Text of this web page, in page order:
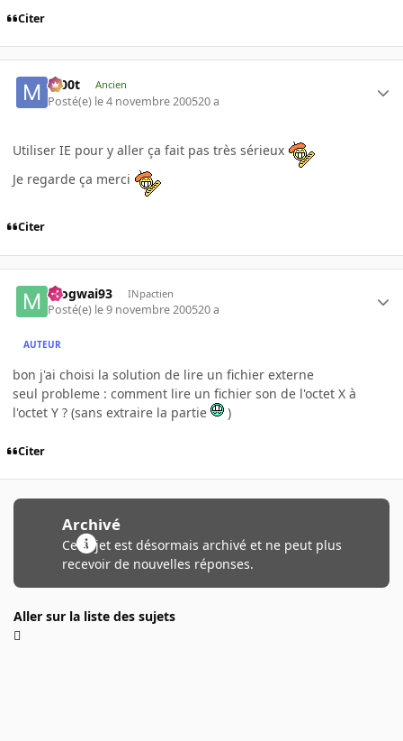
Citer
m00t Ancien
Posté(e) le 4 novembre 200520 a
Utiliser IE pour y aller ça fait pas très sérieux
Je regarde ça merci
Citer
mogwai93 INpactien
Posté(e) le 9 novembre 200520 a
AUTEUR
bon j'ai choisi la solution de lire un fichier externe
seul probleme : comment lire un fichier son de l'octet X à
l'octet Y ? (sans extraire la partie
)
Citer
Archivé
Ce sujet est désormais archivé et ne peut plus
recevoir de nouvelles réponses.
Aller sur la liste des sujets